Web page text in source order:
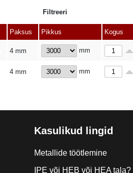
Filtreeri
Paksus Pikkus Kogus
4 mm mm
4 mm mm
Kasulikud lingid
Metallide töötlemine
IPE või HEB või HEA tala?